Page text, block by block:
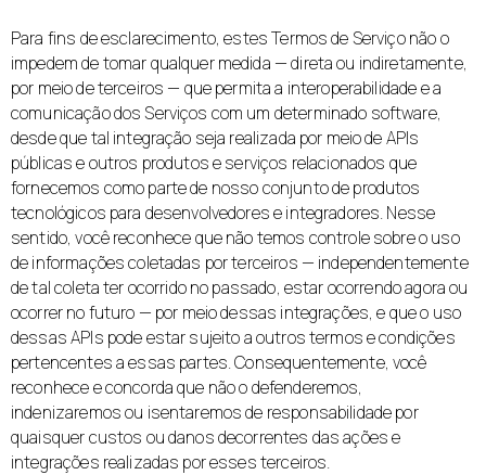
Para fins de esclarecimento, estes Termos de Serviço não o
impedem de tomar qualquer medida — direta ou indiretamente,
por meio de terceiros — que permita a interoperabilidade e a
comunicação dos Serviços com um determinado software,
desde que tal integração seja realizada por meio de APIs
públicas e outros produtos e serviços relacionados que
fornecemos como parte de nosso conjunto de produtos
tecnológicos para desenvolvedores e integradores. Nesse
sentido, você reconhece que não temos controle sobre o uso
de informações coletadas por terceiros — independentemente
de tal coleta ter ocorrido no passado, estar ocorrendo agora ou
ocorrer no futuro — por meio dessas integrações, e que o uso
dessas APIs pode estar sujeito a outros termos e condições
pertencentes a essas partes. Consequentemente, você
reconhece e concorda que não o defenderemos,
indenizaremos ou isentaremos de responsabilidade por
quaisquer custos ou danos decorrentes das ações e
integrações realizadas por esses terceiros.